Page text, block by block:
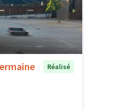
Réalisé